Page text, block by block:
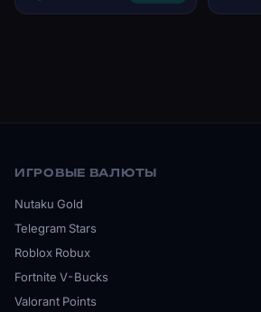
ИГРОВЫЕ ВАЛЮТЫ
Nutaku Gold
Telegram Stars
Roblox Robux
Fortnite V-Bucks
Valorant Points